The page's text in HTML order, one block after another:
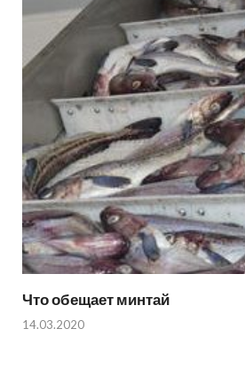
Что обещает минтай
14.03.2020